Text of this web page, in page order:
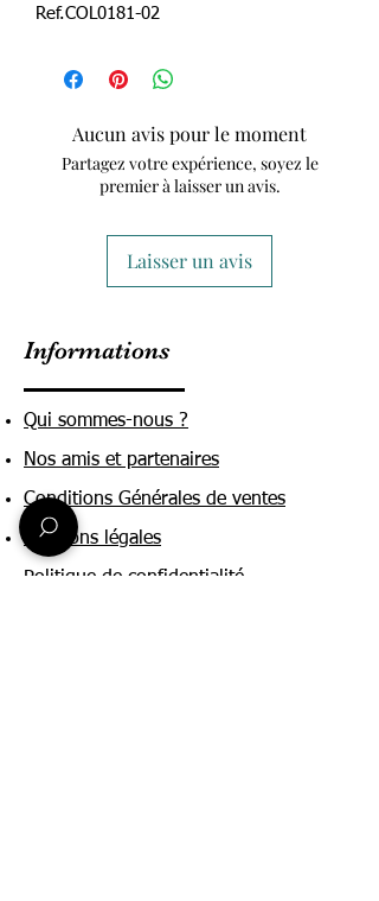
Ref.COL0181-02
Aucun avis pour le moment
Partagez votre expérience, soyez le
premier à laisser un avis.
Laisser un avis
Informations
Qui sommes-nous ?
Nos amis et partenaires
Conditions Générales de ventes
Mentions légales
Politique de confidentialité